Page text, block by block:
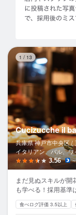
1 / 13
Cucizucche il
兵庫県 神戸市中央区 /
イタリアン、バル、ワ
3.56
まだ見ぬスキルが
も学べる！採用基準
食べログ評価 3.5以上